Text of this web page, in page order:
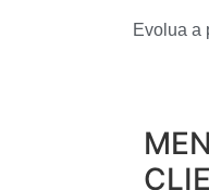
Evolua a